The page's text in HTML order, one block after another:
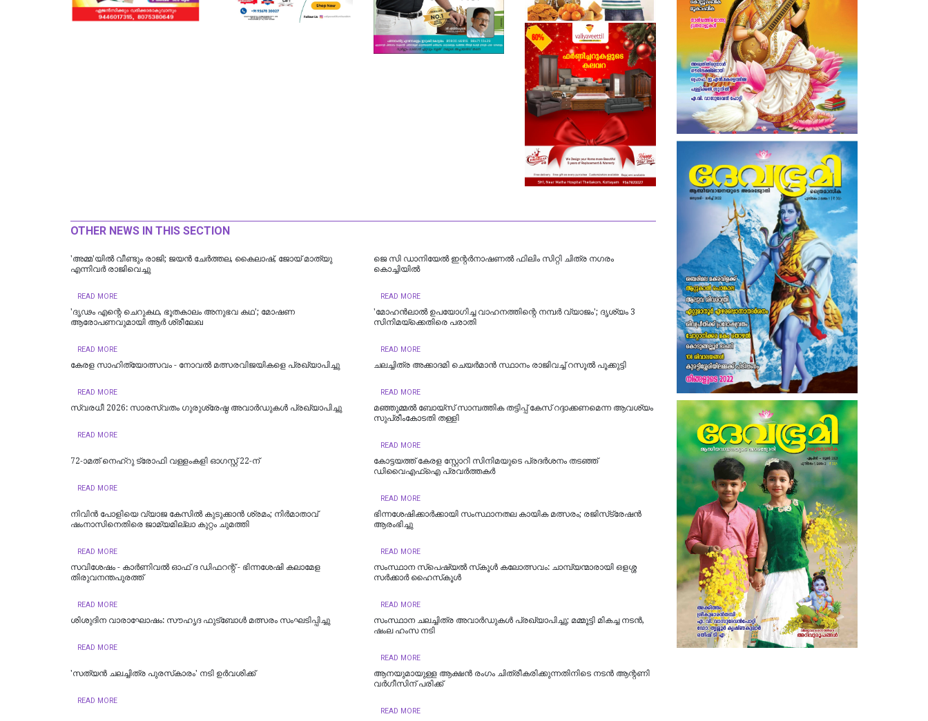
OTHER NEWS IN THIS SECTION
'അമ്മ'യിൽ വീണ്ടും രാജി; ജയന്‍ ചേര്‍ത്തല, കൈലാഷ്, ജോയ് മാത്യു
എന്നിവര്‍ രാജിവെച്ചു
READ MORE
ജെ സി ഡാനിയേൽ ഇന്റർനാഷണൽ ഫിലിം സിറ്റി ചിത്ര നഗരം
കൊച്ചിയിൽ
READ MORE
'ദൃഢം എന്റെ ചെറുകഥ, ഭൂതകാലം അനുഭവ കഥ'; മോഷണ
ആരോപണവുമായി ആര്‍ ശ്രീലേഖ
READ MORE
'മോഹന്‍ലാല്‍ ഉപയോഗിച്ച വാഹനത്തിന്റെ നമ്പര്‍ വ്യാജം'; ദൃശ്യം 3
സിനിമയ്‌ക്കെതിരെ പരാതി
READ MORE
കേരള സാഹിത്യോത്സവം - നോവല്‍ മത്സരവിജയികളെ പ്രഖ്യാപിച്ചു
READ MORE
ചലച്ചിത്ര അക്കാദമി ചെയർമാൻ സ്ഥാനം രാജിവച്ച് റസൂൽ പൂക്കുട്ടി
READ MORE
സ്വരധീ 2026: സാരസ്വതം ഗുരുശ്രേഷ്ഠ അവാർഡുകൾ പ്രഖ്യാപിച്ചു
READ MORE
‌മഞ്ഞുമ്മൽ ബോയ്സ് സാമ്പത്തിക തട്ടിപ്പ് കേസ് റദ്ദാക്കണമെന്ന ആവശ്യം
സുപ്രീംകോ‌ടതി തള്ളി
READ MORE
72-ാമത് നെഹ്‌റു ട്രോഫി വള്ളംകളി ഓഗസ്റ്റ് 22-ന്
READ MORE
കോട്ടയത്ത് കേരള സ്റ്റോറി സിനിമയുടെ പ്രദർശനം തടഞ്ഞ്
ഡിവൈഎഫ്ഐ പ്രവർത്തകർ
READ MORE
നിവിൻ പോളിയെ വ്യാജ കേസിൽ കുടുക്കാൻ ശ്രമം; നിർമാതാവ്
ഷംനാസിനെതിരെ ജാമ്യമില്ലാ കുറ്റം ചുമത്തി
READ MORE
ഭിന്നശേഷിക്കാർക്കായി സംസ്ഥാനതല കായിക മത്സരം; രജിസ്‌ട്രേഷൻ
ആരംഭിച്ചു
READ MORE
സവിശേഷം - കാർണിവൽ ഓഫ് ദ ഡിഫറന്റ് - ഭിന്നശേഷി കലാമേള
തിരുവനന്തപുരത്ത്
READ MORE
സംസ്ഥാന സ്‌പെഷ്യല്‍ സ്‌കൂള്‍ കലോത്സവം: ചാമ്പ്യന്മാരായി ഒളശ്ശ
സര്‍ക്കാര്‍ ഹൈസ്‌കൂള്‍
READ MORE
ശിശുദിന വാരാഘോഷം: സൗഹൃദ ഫുട്ബോൾ മത്സരം സംഘടിപ്പിച്ചു
READ MORE
സംസ്ഥാന ചലച്ചിത്ര അവാര്‍ഡുകൾ പ്രഖ്യാപിച്ചു; മമ്മൂട്ടി മികച്ച നടൻ,
ഷംല ഹംസ നടി
READ MORE
'സത്യൻ ചലച്ചിത്ര പുരസ്‌കാരം' നടി ഉർവശിക്ക്
READ MORE
ആനയുമായുള്ള ആക്ഷൻ രംഗം ചിത്രീകരിക്കുന്നതിനിടെ നടൻ ആന്റണി
വർഗീസിന് പരിക്ക്
READ MORE